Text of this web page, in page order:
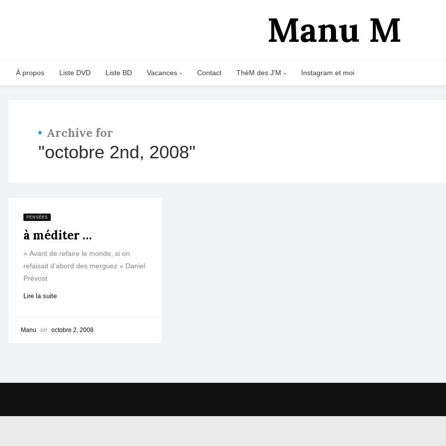
Manu M
À propos Liste DVD Liste BD Vacances Contact ThèM des J’M Instagram et moi
Archive for
"octobre 2nd, 2008"
PENSÉES
à méditer …
« Avant de refaire le monde, si on
refaisait d’abord des merguez » Daniel
Prévost
Lire la suite
Manu on octobre 2, 2008